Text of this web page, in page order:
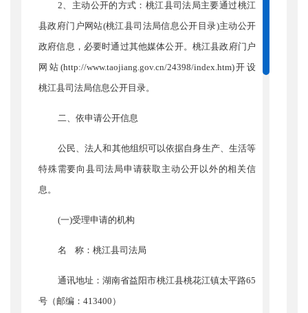
2、主动公开的方式：桃江县司法局主要通过桃江
县政府门户网站(桃江县司法局信息公开目录)主动公开
政府信息，必要时通过其他媒体公开。桃江县政府门户
网站(http://www.taojiang.gov.cn/24398/index.htm)开设
桃江县司法局信息公开目录。
二、依申请公开信息
公民、法人和其他组织可以依据自身生产、生活等
特殊需要向县司法局申请获取主动公开以外的相关信
息。
(一)受理申请的机构
名 称：桃江县司法局
通讯地址：湖南省益阳市桃江县桃花江镇太平路65
号（邮编：413400）